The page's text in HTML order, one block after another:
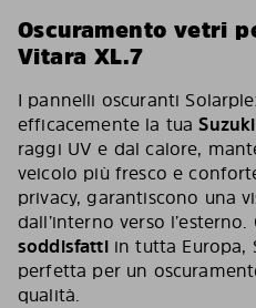
Oscuramento vetri
Vitara XL.7
I pannelli oscuranti
efficacemente la tua
raggi UV e dal calore,
veicolo più fresco e
privacy, garantiscono una
dall’interno verso
soddisfattiin tutta Europa,
perfetta per un
qualità.